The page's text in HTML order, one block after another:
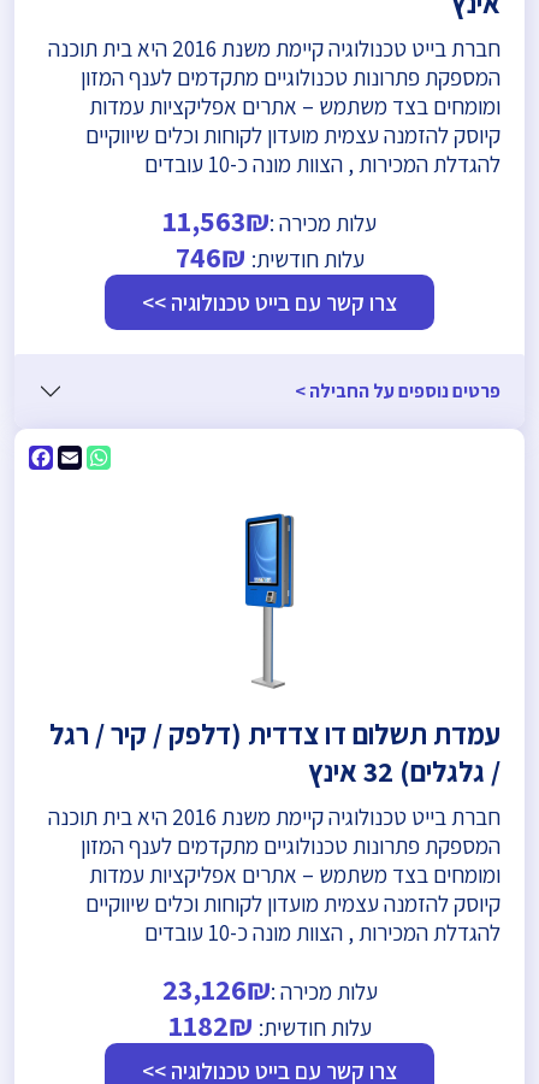
חברת בייט טכנולוגיה קיימת משנת 2016 היא בית תוכנה
המספקת פתרונות טכנולוגיים מתקדמים לענף המזון
ומומחים בצד משתמש – אתרים אפליקציות עמדות
קיוסק להזמנה עצמית מועדון לקוחות וכלים שיווקיים
להגדלת המכירות , הצוות מונה כ-10 עובדים
עלות מכירה :11,563₪
עלות חודשית:
צרו קשר עם בייט טכנולוגיה >>
פרטים נוספים על החבילה >
Email
WhatsApp
עמדת תשלום דו צדדית (דלפק / קיר / רגל
/ גלגלים) 32 אינץ
חברת בייט טכנולוגיה קיימת משנת 2016 היא בית תוכנה
המספקת פתרונות טכנולוגיים מתקדמים לענף המזון
ומומחים בצד משתמש – אתרים אפליקציות עמדות
קיוסק להזמנה עצמית מועדון לקוחות וכלים שיווקיים
להגדלת המכירות , הצוות מונה כ-10 עובדים
עלות מכירה :23,126₪
עלות חודשית:
צרו קשר עם בייט טכנולוגיה >>